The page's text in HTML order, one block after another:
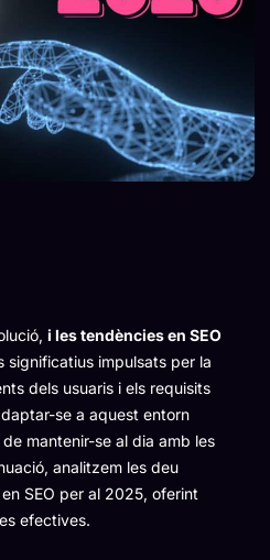
i les tendències en SEO
significatius impulsats per la
dels usuaris i els requisits
se a aquest entorn
mantenir-se al dia amb les
analitzem les deu
SEO per al 2025, oferint
efectives.